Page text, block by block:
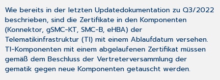
Wie bereits in der letzten Updatedokumentation zu Q3/2022
beschrieben, sind die Zertifikate in den Komponenten
(Konnektor, gSMC-KT, SMC-B, eHBA) der
Telematikinfrastruktur (TI) mit einem Ablaufdatum versehen.
TI-Komponenten mit einem abgelaufenen Zertifikat müssen
gemäß dem Beschluss der Vertreterversammlung der
gematik gegen neue Komponenten getauscht werden.